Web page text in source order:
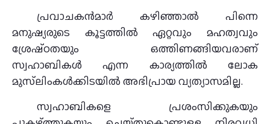
പ്രവാചകന്‍മാര്‍ കഴിഞ്ഞാല്‍ പിന്നെ
മനുഷ്യരുടെ കൂട്ടത്തില്‍ ഏറ്റവും മഹത്വവും
ശ്രേഷ്‌ഠതയും ഒത്തിണങ്ങിയവരാണ്‌
സ്വഹാബികള്‍ എന്ന കാര്യത്തില്‍ ലോക
മുസ്‌ലിംകള്‍ക്കിടയില്‍ അഭിപ്രായ വ്യത്യാസമില്ല.
സ്വഹാബികളെ പ്രശംസിക്കുകയും